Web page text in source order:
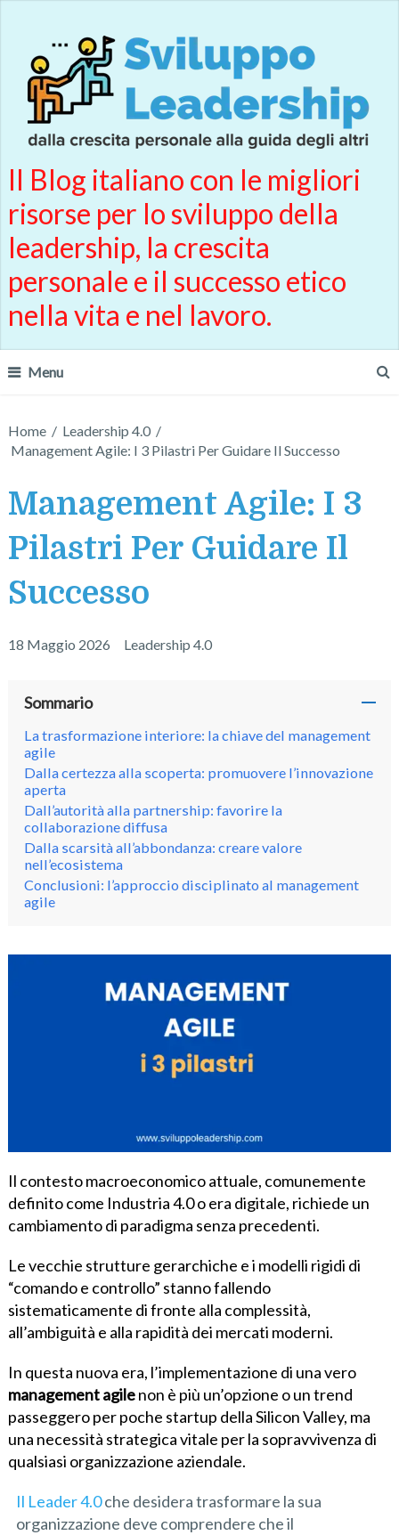
Il Blog italiano con le migliori
risorse per lo sviluppo della
leadership, la crescita
personale e il successo etico
nella vita e nel lavoro.
Menu
Home / Leadership 4.0 /
Management Agile: I 3 Pilastri Per Guidare Il Successo
Management Agile: I 3
Pilastri Per Guidare Il
Successo
18 Maggio 2026 Leadership 4.0
Sommario
La trasformazione interiore: la chiave del management
agile
Dalla certezza alla scoperta: promuovere l’innovazione
aperta
Dall’autorità alla partnership: favorire la
collaborazione diffusa
Dalla scarsità all’abbondanza: creare valore
nell’ecosistema
Conclusioni: l’approccio disciplinato al management
agile
Il contesto macroeconomico attuale, comunemente
definito come Industria 4.0 o era digitale, richiede un
cambiamento di paradigma senza precedenti.
Le vecchie strutture gerarchiche e i modelli rigidi di
“comando e controllo” stanno fallendo
sistematicamente di fronte alla complessità,
all’ambiguità e alla rapidità dei mercati moderni.
In questa nuova era, l’implementazione di una vero
managementagilenon è più un’opzione o un trend
passeggero per poche startup della Silicon Valley, ma
una necessità strategica vitale per la sopravvivenza di
qualsiasi organizzazione aziendale.
Il Leader 4.0che desidera trasformare la sua
organizzazione deve comprendere che il